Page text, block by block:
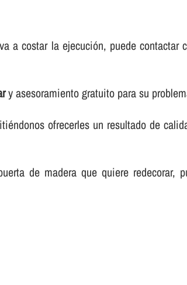
a costar la ejecución, puede contactar
y asesoramiento gratuito para su
ofrecerles un resultado de
de madera que quiere redecorar,